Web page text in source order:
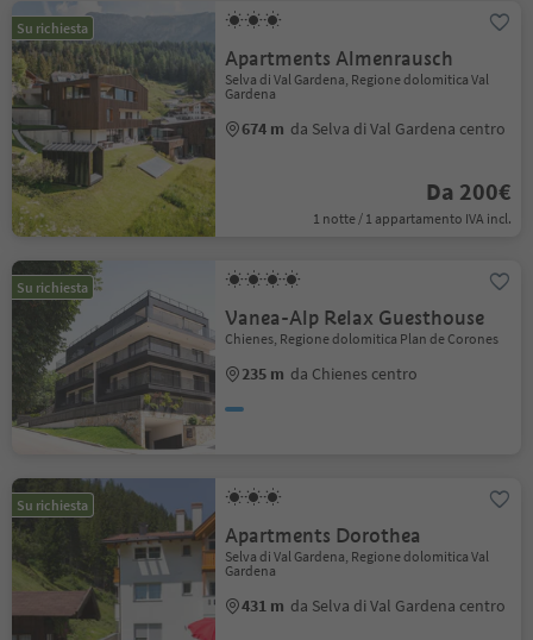
Su richiesta
Apartments Almenrausch
Selva di Val Gardena, Regione dolomitica Val
Gardena
674 m da Selva di Val Gardena centro
Da 200€
1 notte / 1 appartamento IVA incl.
Su richiesta
Vanea-Alp Relax Guesthouse
Chienes, Regione dolomitica Plan de Corones
235 m da Chienes centro
Su richiesta
Apartments Dorothea
Selva di Val Gardena, Regione dolomitica Val
Gardena
431 m da Selva di Val Gardena centro